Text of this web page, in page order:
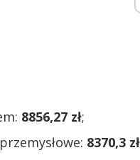
8856,27 zł;
8370,3 zł